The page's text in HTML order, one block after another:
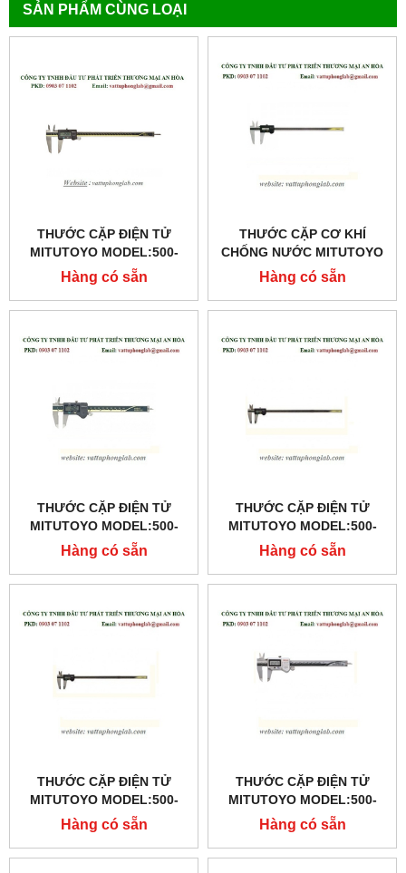
SẢN PHẨM CÙNG LOẠI
THƯỚC CẶP ĐIỆN TỬ
MITUTOYO MODEL:500-
153
Hàng có sẵn
THƯỚC CẶP CƠ KHÍ
CHỐNG NƯỚC MITUTOYO
MODEL:500-502-10
Hàng có sẵn
THƯỚC CẶP ĐIỆN TỬ
MITUTOYO MODEL:500-
173
Hàng có sẵn
THƯỚC CẶP ĐIỆN TỬ
MITUTOYO MODEL:500-
501-10
Hàng có sẵn
THƯỚC CẶP ĐIỆN TỬ
MITUTOYO MODEL:500-
500-10
Hàng có sẵn
THƯỚC CẶP ĐIỆN TỬ
MITUTOYO MODEL:500-
754-10
Hàng có sẵn